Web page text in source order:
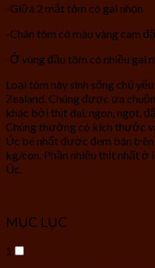
-Giữa 2 mắt tôm có gai nhọn
-Chân tôm có màu vàng cam
-Ở vùng đầu tôm có nhiều gai
Loại tôm này sinh sống chủ
Zealand. Chúng được ưa
khác bởi thịt dai, ngon, ngọt,
Chúng thường có kích thước
Úc bé nhất được đem bán
kg/con. Phần nhiều thịt nhất ở
Úc.
MỤC LỤC
1